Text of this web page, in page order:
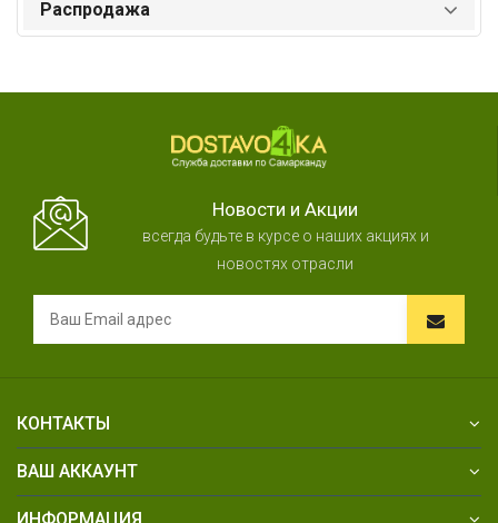
Распродажа
Новости и Акции
всегда будьте в курсе о наших акциях и
новостях отрасли
КОНТАКТЫ
ВАШ АККАУНТ
ИНФОРМАЦИЯ